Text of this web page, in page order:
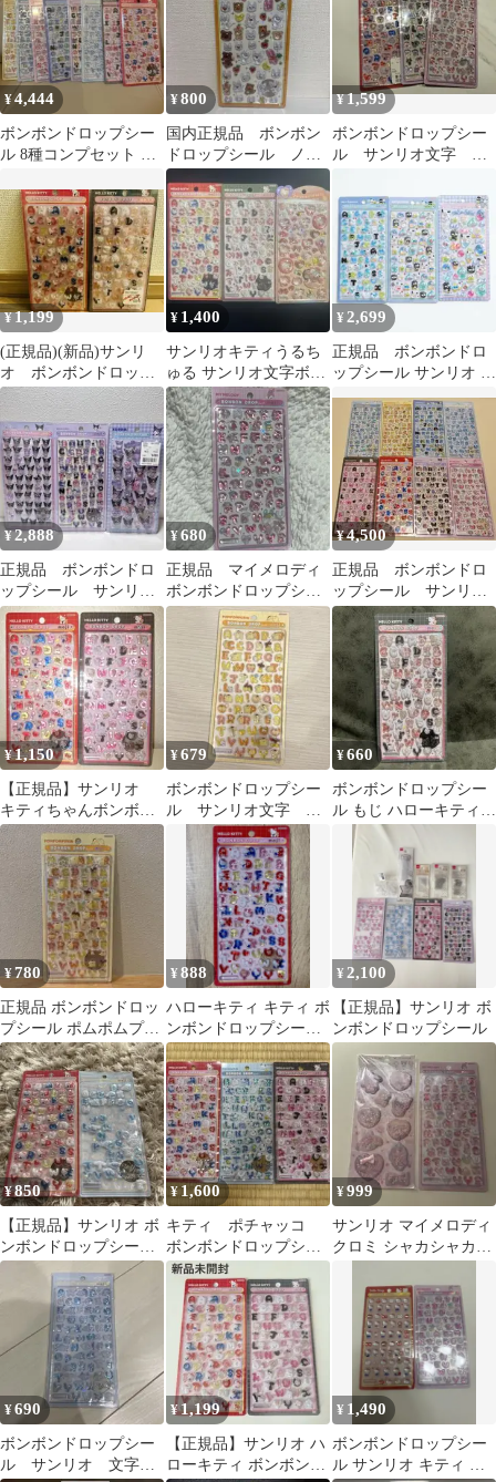
¥4,444
ボンボンドロップシー
ル 8種コンプセット サ
¥800
国内正規品 ボンボン
ドロップシール ノン
タン
¥1,599
ボンボンドロップシー
ル サンリオ文字 キ
ロ 3点セット
¥1,199
(正規品)(新品)サンリ
オ ボンボンドロップ
シール moji キティ２
種セット
¥ 1,400
サンリオキティうるち
ゅる サンリオ文字ボン
ボンドロップシールキ
ティ2種
¥2,699
正規品 ボンボンドロ
ップシール サンリオ は
ぴだんぶい 第2弾 ミ
ニ 文字
¥ 2,888
正規品 ボンボンドロ
ップシール サンリ
オ クロミ 第二弾
ミニ 文字 3種
¥680
正規品 マイメロディ
ボンボンドロップシー
ル 文字 サンリオ
¥4,500
正規品 ボンボンドロ
ップシール サンリ
オ moji 文字 ８枚セ
ット フルコンプ
¥1,150
【正規品】サンリオ
キティちゃんボンボン
ドロップシール２枚
¥679
ボンボンドロップシー
ル サンリオ文字 ポ
ムポムプリン
¥660
ボンボンドロップシー
ル もじ ハローキティ
クール 新品未開封 正規
¥780
正規品 ボンボンドロッ
プシール ポムポムプリ
ン moji 文字 もじ
¥888
ハローキティ キティ ボ
ンボンドロップシール
文字
¥ 2,100
【正規品】サンリオ ボ
ンボンドロップシール
¥850
【正規品】サンリオ ボ
ンボンドロップシール
ハローキティ シナモロ
¥ 1,600
キティ ポチャッコ
ボンボンドロップシー
ル 文字 ３種類
¥999
サンリオ マイメロディ
クロミ シャカシャカシ
シール
¥690
ボンボンドロップシー
ル サンリオ 文字
¥1,199
【正規品】サンリオ ハ
ローキティ ボンボンド
¥ 1,490
ボンボンドロップシー
ル サンリオ キティ ミ